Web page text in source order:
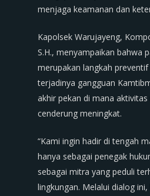
menjaga keamanan dan
Kapolsek Warujayeng,
S.H., menyampaikan bahwa
merupakan langkah
terjadinya gangguan
akhir pekan di mana
cenderung meningkat.
“Kami ingin hadir di tengah
hanya sebagai penegak
sebagai mitra yang peduli
lingkungan. Melalui dialog